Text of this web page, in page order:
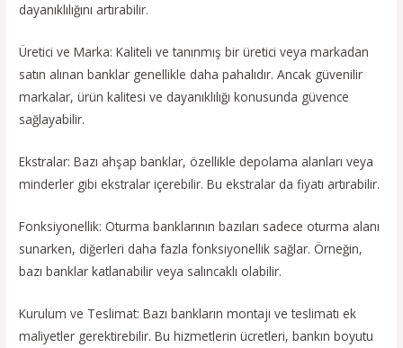
dayanıklılığını artırabilir.
Üretici ve Marka: Kaliteli ve tanınmış bir üretici veya markadan
satın alınan banklar genellikle daha pahalıdır. Ancak güvenilir
markalar, ürün kalitesi ve dayanıklılığı konusunda güvence
sağlayabilir.
Ekstralar: Bazı ahşap banklar, özellikle depolama alanları veya
minderler gibi ekstralar içerebilir. Bu ekstralar da fiyatı artırabilir.
Fonksiyonellik: Oturma banklarının bazıları sadece oturma alanı
sunarken, diğerleri daha fazla fonksiyonellik sağlar. Örneğin,
bazı banklar katlanabilir veya salıncaklı olabilir.
Kurulum ve Teslimat: Bazı bankların montajı ve teslimatı ek
maliyetler gerektirebilir. Bu hizmetlerin ücretleri, bankın boyutu